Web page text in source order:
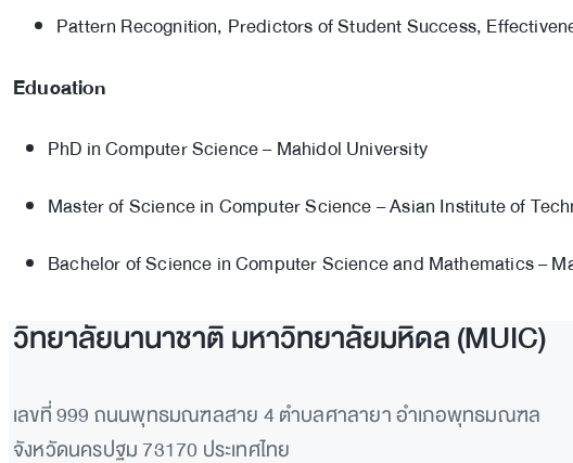
Pattern Recognition, Predictors of Student Success,
Education
PhD in Computer Science – Mahidol University
Master of Science in Computer Science – Asian Institute of
Bachelor of Science in Computer Science and Mathematics –
วิทยาลัยนานาชาติ มหาวิทยาลัยมหิดล (MUIC)
เลขที่ 999 ถนนพุทธมณฑลสาย 4 ตำบลศาลายา อำเภอพุทธมณฑล
จังหวัดนครปฐม 73170 ประเทศไทย